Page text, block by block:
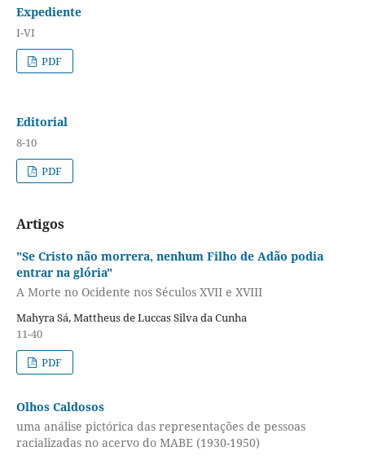
Expediente
I-VI
PDF
Editorial
8-10
PDF
Artigos
"Se Cristo não morrera, nenhum Filho de Adão podia
entrar na glória"
A Morte no Ocidente nos Séculos XVII e XVIII
Mahyra Sá, Mattheus de Luccas Silva da Cunha
11-40
PDF
Olhos Caldosos
uma análise pictórica das representações de pessoas
racializadas no acervo do MABE (1930-1950)